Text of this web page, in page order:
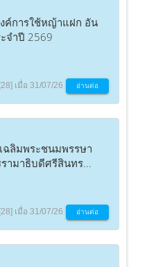
ค์การใช้หญ้าแฝก อัน
จำปี 2569
เมื่อ 31/07/26 อ่านต่อ
ฉลิมพระชนมพรรษา
ามาธิบดีศรีสินทร...
เมื่อ 31/07/26 อ่านต่อ